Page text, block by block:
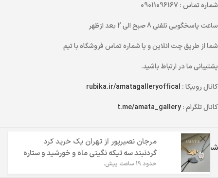
شماره تماس: 09011096167
ساعت پاسخگویی تلفنی
شما از طریقچت انلاینو یاشماره تماسفروشگاه با تیم
پشتیبانی ما در ارتباط باشید.
کانال روبیکا : rubika.ir/amatagalleryoffical
کانال تلگرام :t.me/amata_gallery
شبکه های اجتماعی اماتا گالری
مرجان نصیرپور ازتهران یک خرید کرد
گردنبند سه تیکه نگینی ماه و خورشید و ستاره
حدود 19 ساعت پیش.